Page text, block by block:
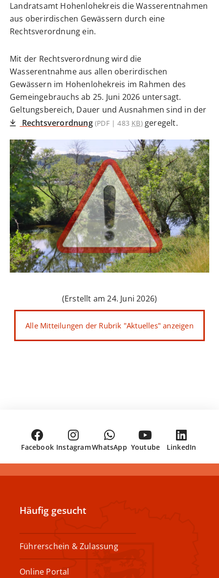
Landratsamt Hohenlohekreis die Wasserentnahmen
aus oberirdischen Gewässern durch eine
Rechtsverordnung ein.
Mit der Rechtsverordnung wird die
Wasserentnahme aus allen oberirdischen
Gewässern im Hohenlohekreis im Rahmen des
Gemeingebrauchs ab 25. Juni 2026 untersagt.
Geltungsbereich, Dauer und Ausnahmen sind in der
Rechtsverordnung(PDF | 483 KB)geregelt.
(Erstellt am 24. Juni 2026)
Alle Mitteilungen der Rubrik "Aktuelles" anzeigen
Facebook InstagramWhatsApp Youtube LinkedIn
Häufig gesucht
Führerschein & Zulassung
Online Portal